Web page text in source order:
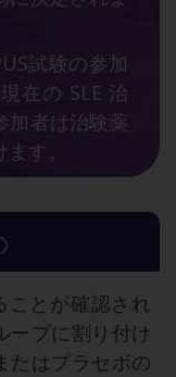
試験の参加
在の SLE 治
加者は治験薬
す。
ことが確認され
ープに割り付け
たはプラセボの